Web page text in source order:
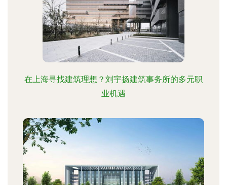
在上海寻找建筑理想？刘宇扬建筑事务所的多元职
业机遇